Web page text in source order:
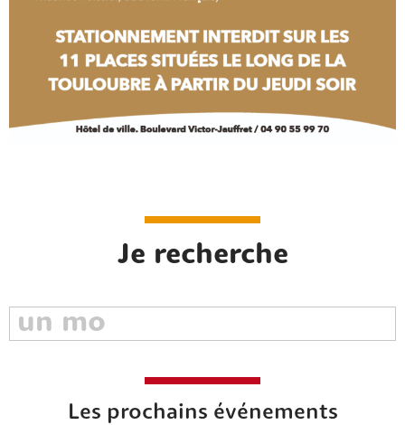
Rechercher sur le site
Je recherche
Les prochains événements